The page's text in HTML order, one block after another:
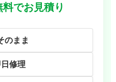
料でお見積り
のまま
修理